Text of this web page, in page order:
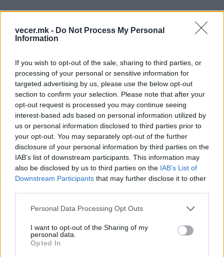
vecer.mk - Do Not Process My Personal
Information
If you wish to opt-out of the sale, sharing to third parties, or
processing of your personal or sensitive information for
targeted advertising by us, please use the below opt-out
section to confirm your selection. Please note that after your
opt-out request is processed you may continue seeing
interest-based ads based on personal information utilized by
us or personal information disclosed to third parties prior to
your opt-out. You may separately opt-out of the further
disclosure of your personal information by third parties on the
IAB’s list of downstream participants. This information may
also be disclosed by us to third parties on the IAB’s List of
Downstream Participants that may further disclose it to other
Personal Data Processing Opt Outs
I want to opt-out of the Sharing of my
personal data.
Opted In
Тој изрази благодарност на секој еден човек кој
дал свој придонес оваа традиција да опстои.
-На секој член, на секој ветеран, на секој млад
човек, на секоја жена, на секој жител на нашата
мозаикот на татковината. Ветераните се
нераскинлив дел од ВМРО. Тие се столбот на
кој се потпира партијата, но и еден од темелите